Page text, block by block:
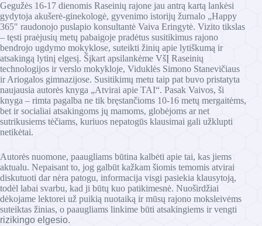
Gegužės 16-17 dienomis Raseinių rajone jau antrą kartą lankėsi
gydytoja akušerė-ginekologė, gyvenimo istorijų žurnalo „Happy
365″ raudonojo puslapio konsultantė Vaiva Eringytė. Vizito tikslas
– tęsti praėjusių metų pabaigoje pradėtus susitikimus rajono
bendrojo ugdymo mokyklose, suteikti žinių apie lytiškumą ir
atsakingą lytinį elgesį. Šįkart apsilankėme VšĮ Raseinių
technologijos ir verslo mokykloje, Viduklės Simono Stanevičiaus
ir Ariogalos gimnazijose. Susitikimų metu taip pat buvo pristatyta
naujausia autorės knyga „Atvirai apie TAI“. Pasak Vaivos, ši
knyga – rimta pagalba ne tik bręstančioms 10-16 metų mergaitėms,
bet ir socialiai atsakingoms jų mamoms, globėjoms ar net
sutrikusiems tėčiams, kuriuos nepatogūs klausimai gali užklupti
netikėtai.
Autorės nuomone, paaugliams būtina kalbėti apie tai, kas jiems
aktualu. Nepaisant to, jog galbūt kažkam šiomis temomis atvirai
diskutuoti dar nėra patogu, informacija visgi pasiekia klausytoją,
todėl labai svarbu, kad ji būtų kuo patikimesnė. Nuoširdžiai
dėkojame lektorei už puikią nuotaiką ir mūsų rajono moksleivėms
suteiktas žinias, o paaugliams linkime būti atsakingiems ir vengti
rizikingo elgesio.